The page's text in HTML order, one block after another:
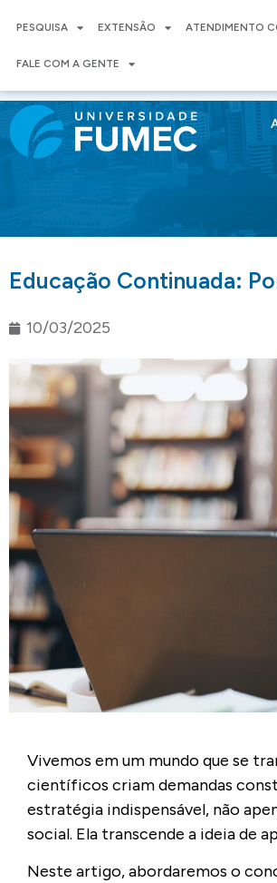
PESQUISA EXTENSÃO ATENDIMENTO
FALE COM A GENTE
Educação Continuada:
10/03/2025
Vivemos em um mundo que se
científicos criam demandas
estratégia indispensável, não
social. Ela transcende a ideia de
Neste artigo, abordaremos o